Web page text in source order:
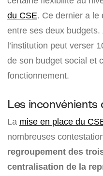
du CSE. Ce dernier a le
entre ses deux budgets.
l’institution peut verser
de son budget social et
fonctionnement.
Les inconvénients
La mise en place du
nombreuses
regroupement des
centralisation de la